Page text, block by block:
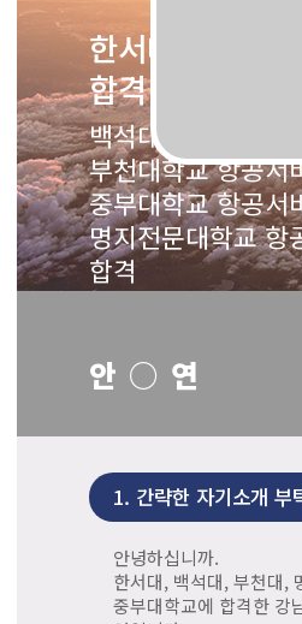
한서대학교 항
합격
백석대학교 항공서
부천대학교 항공서
중부대학교 항공서
명지전문대학교 항
합격
안○연
1. 간략한 자기소개 부
안녕하십니까.
한서대, 백석대, 부천대,
중부대학교에 합격한